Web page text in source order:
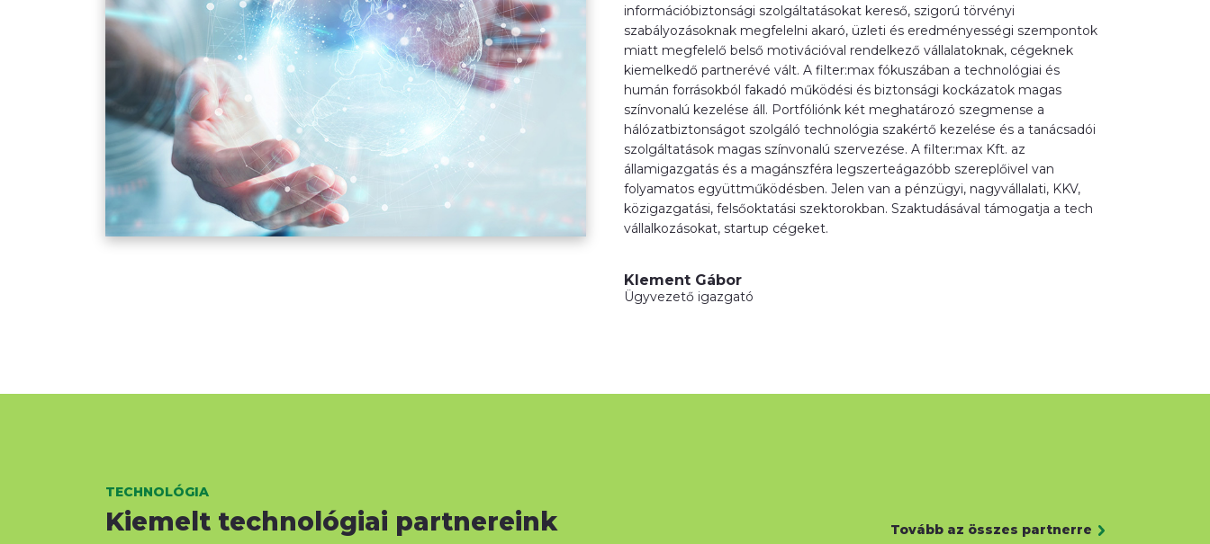
információbiztonsági szolgáltatásokat kereső, szigorú törvényi
szabályozásoknak megfelelni akaró, üzleti és eredményességi szempontok
miatt megfelelő belső motivációval rendelkező vállalatoknak, cégeknek
kiemelkedő partnerévé vált. A filter:max fókuszában a technológiai és
humán forrásokból fakadó működési és biztonsági kockázatok magas
színvonalú kezelése áll. Portfóliónk két meghatározó szegmense a
hálózatbiztonságot szolgáló technológia szakértő kezelése és a tanácsadói
szolgáltatások magas színvonalú szervezése. A filter:max Kft. az
államigazgatás és a magánszféra legszerteágazóbb szereplőivel van
folyamatos együttműködésben. Jelen van a pénzügyi, nagyvállalati, KKV,
közigazgatási, felsőoktatási szektorokban. Szaktudásával támogatja a tech
vállalkozásokat, startup cégeket.
Klement Gábor
Ügyvezető igazgató
TECHNOLÓGIA
Kiemelt technológiai partnereink Tovább az összes partnerre